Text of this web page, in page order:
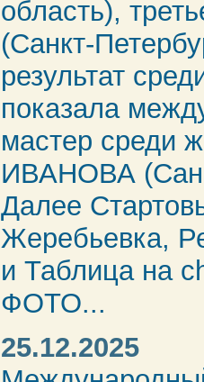
область),
(Санкт-
результат
показала
мастер среди
ИВАНОВА
Далее
Жеребьевка,
и Таблица на
ФОТО...
25.12.2025